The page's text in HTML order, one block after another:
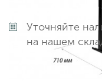
Уточняйте
на нашем